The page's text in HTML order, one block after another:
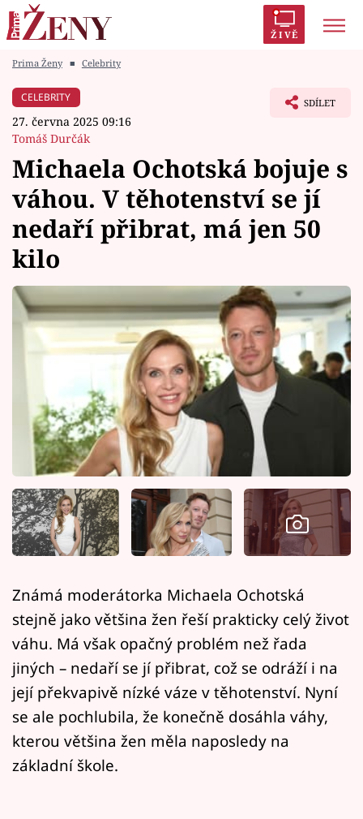
ŽIVĚ
Módní alarm
Témata
Celebrity
Vztahy
Seriály
Sledujte prima+
Filmový festival Karlovy Vary
Pořady
Mámy sobě
Sledujte nás
Prima Ženy ■ Celebrity
CELEBRITY
27. června 2025 09:16
Tomáš Durčák
SDÍLET
Michaela Ochotská bojuje s
váhou. V těhotenství se jí
nedaří přibrat, má jen 50
kilo
Známá moderátorka Michaela Ochotská
stejně jako většina žen řeší prakticky celý život
váhu. Má však opačný problém než řada
jiných – nedaří se jí přibrat, což se odráží i na
její překvapivě nízké váze v těhotenství. Nyní
se ale pochlubila, že konečně dosáhla váhy,
kterou většina žen měla naposledy na
základní škole.